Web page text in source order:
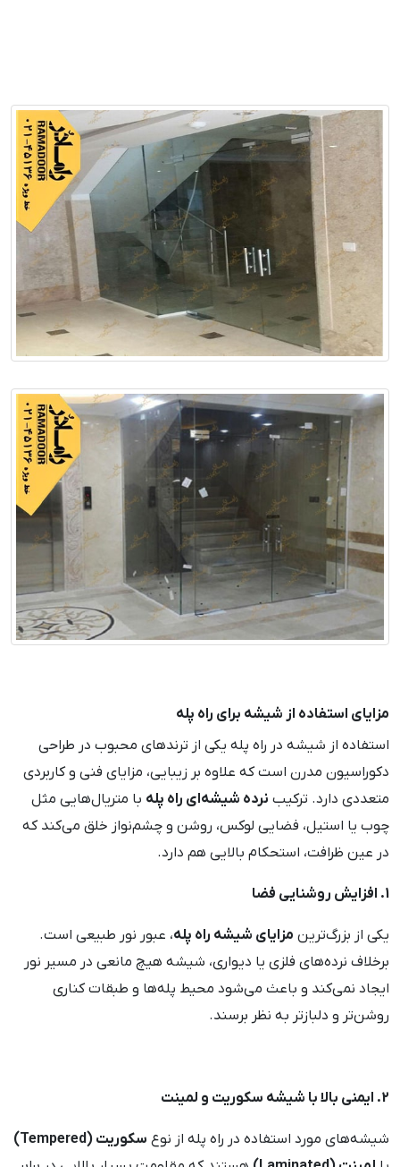
مزایای استفاده از شیشه برای راه پله
استفاده از شیشه در راه پله یکی از ترندهای محبوب در طراحی
دکوراسیون مدرن است که علاوه بر زیبایی، مزایای فنی و کاربردی
متعددی دارد. ترکیب نرده شیشه‌ای راه پله با متریال‌هایی مثل
چوب یا استیل، فضایی لوکس، روشن و چشم‌نواز خلق می‌کند که
در عین ظرافت، استحکام بالایی هم دارد.
1. افزایش روشنایی فضا
یکی از بزرگ‌ترین مزایای شیشه راه پله، عبور نور طبیعی است.
برخلاف نرده‌های فلزی یا دیواری، شیشه هیچ مانعی در مسیر نور
ایجاد نمی‌کند و باعث می‌شود محیط پله‌ها و طبقات کناری
روشن‌تر و دلبازتر به نظر برسند.
2. ایمنی بالا با شیشه سکوریت و لمینت
شیشه‌های مورد استفاده در راه پله از نوع سکوریت (Tempered)